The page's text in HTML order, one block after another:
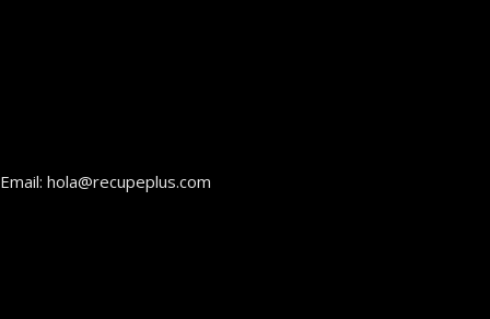
Email: hola@recupeplus.com